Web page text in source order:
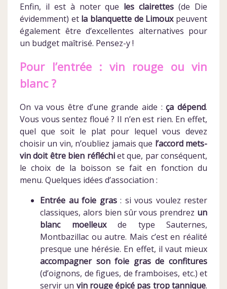
Enfin, il est à noter que les clairettes (de Die
évidemment) et la blanquette de Limouxpeuvent
également être d’excellentes alternatives pour
un budget maîtrisé. Pensez-y !
Pour l’entrée : vin rouge ou vin
blanc ?
On va vous être d’une grande aide :ça dépend.
Vous vous sentez floué ? Il n’en est rien. En effet,
quel que soit le plat pour lequel vous devez
choisir un vin, n’oubliez jamais que l’accord mets-
vin doit être bien réfléchiet que, par conséquent,
le choix de la boisson se fait en fonction du
menu. Quelques idées d’association :
Entrée au foie gras: si vous voulez rester
classiques, alors bien sûr vous prendrez un
blanc moelleuxde type Sauternes,
Montbazillac ou autre. Mais c’est en réalité
presque une hérésie. En effet, il vaut mieux
accompagner son foie gras de confitures
(d’oignons, de figues, de framboises, etc.) et
servir un vin rouge épicé pas trop tannique.